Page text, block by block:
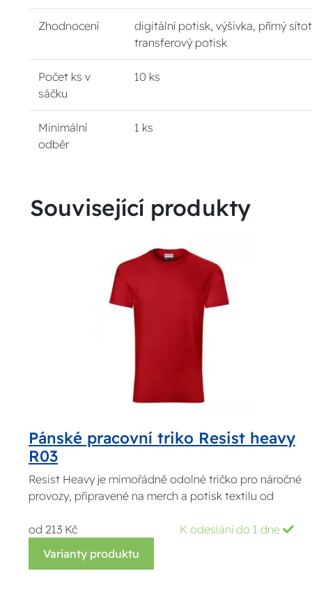
Zhodnocení
digitální potisk, výšivka, přímý
transferový potisk
Počet ks v
sáčku
10 ks
Minimální
odběr
1 ks
Související produkty
Pánské pracovní triko Resist heavy
R03
Resist Heavy je mimořádně odolné tričko pro náročné
provozy, připravené na merch a potisk textilu od
od 213 Kč
K odeslání do 1 dne
Varianty produktu